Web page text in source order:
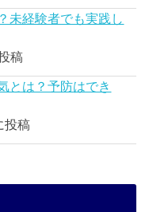
未経験者でも実践し
稿
とは？予防はでき
投稿